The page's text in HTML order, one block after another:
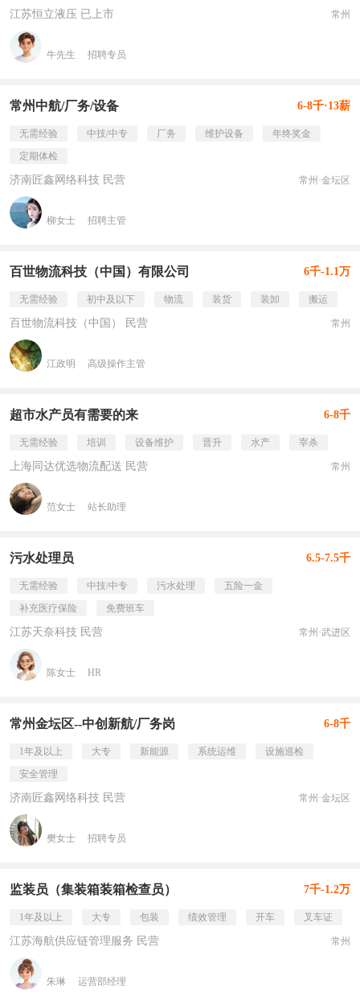
江苏恒立液压 已上市 常州
牛先生 招聘专员
常州中航/厂务/设备 6-8千·13薪
无需经验 中技/中专 厂务 维护设备
年终奖金
定期体检
济南匠鑫网络科技 民营 常州·金坛区
柳女士 招聘主管
百世物流科技（中国）有限公司 6千-1.1万
无需经验 初中及以下 物流 装货 装卸 搬运
百世物流科技（中国） 民营 常州
江政明 高级操作主管
超市水产员有需要的来 6-8千
无需经验 培训 设备维护 晋升 水产 宰杀
上海同达优选物流配送 民营 常州
范女士 站长助理
污水处理员 6.5-7.5千
无需经验 中技/中专 污水处理
五险一金
补充医疗保险
免费班车
江苏天奈科技 民营 常州·武进区
陈女士 HR
常州金坛区--中创新航/厂务岗 6-8千
1年及以上 大专 新能源 系统运维
设施巡检
安全管理
济南匠鑫网络科技 民营 常州·金坛区
樊女士 招聘专员
监装员（集装箱装箱检查员） 7千-1.2万
1年及以上 大专 包装 绩效管理 开车 叉车证
江苏海航供应链管理服务 民营 常州
朱琳 运营部经理